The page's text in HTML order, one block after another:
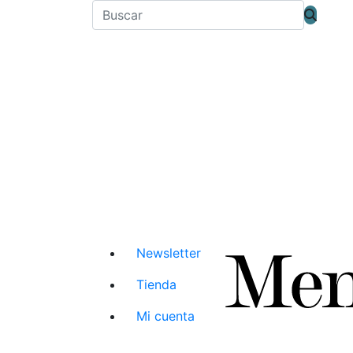
Newsletter
Tienda
Mi cuenta